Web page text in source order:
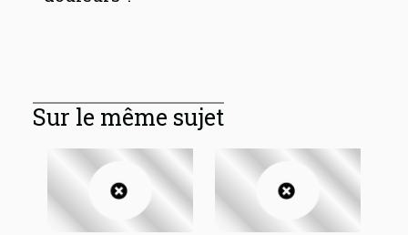
Sur le même sujet